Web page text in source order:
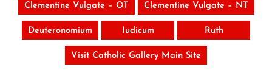
Clementine Vulgate – OT Clementine Vulgate – NT
Deuteronomium Iudicum Ruth
Visit Catholic Gallery Main Site